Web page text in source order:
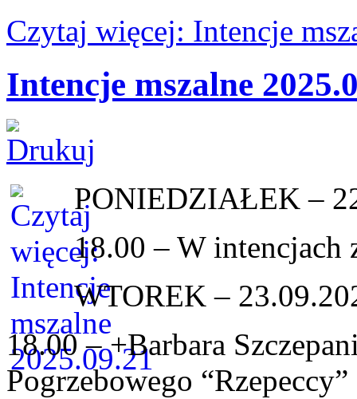
Czytaj więcej: Intencje
Intencje mszalne
PONIEDZIAŁEK –
18.00 – W intencjach
WTOREK –
18.00 – +Barbara
Pogrzebowego “Rzepeccy”